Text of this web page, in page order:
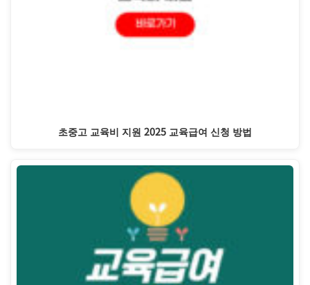
초중고 교육비 지원 2025 교육급여 신청 방법